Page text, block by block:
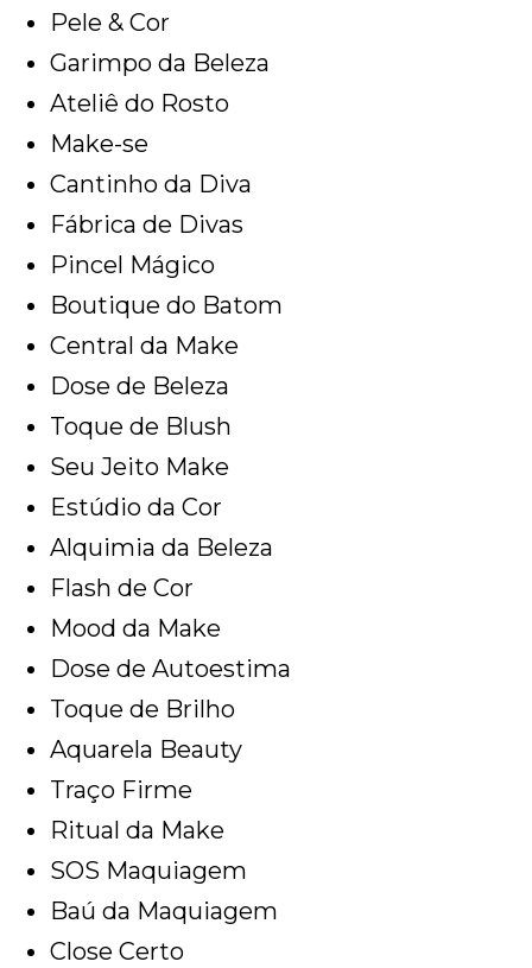
Pele & Cor
Garimpo da Beleza
Ateliê do Rosto
Make-se
Cantinho da Diva
Fábrica de Divas
Pincel Mágico
Boutique do Batom
Central da Make
Dose de Beleza
Toque de Blush
Seu Jeito Make
Estúdio da Cor
Alquimia da Beleza
Flash de Cor
Mood da Make
Dose de Autoestima
Toque de Brilho
Aquarela Beauty
Traço Firme
Ritual da Make
SOS Maquiagem
Baú da Maquiagem
Close Certo